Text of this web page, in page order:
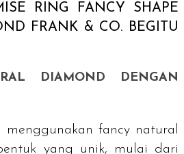
RING FANCY SHAPE
FRANK & CO. BEGITU
DIAMOND
DENGAN
menggunakan fancy natural
yang unik, mulai dari